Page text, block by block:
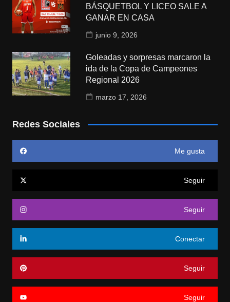
BÁSQUETBOL Y LICEO SALE A
GANAR EN CASA
junio 9, 2026
Goleadas y sorpresas marcaron la
ida de la Copa de Campeones
Regional 2026
marzo 17, 2026
Redes Sociales
Me gusta
Seguir
Seguir
Conectar
Seguir
Seguir